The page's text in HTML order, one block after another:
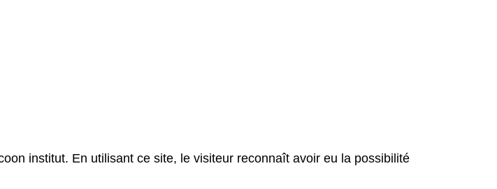
institut. En utilisant ce site, le visiteur reconnaît avoir eu la possibilité